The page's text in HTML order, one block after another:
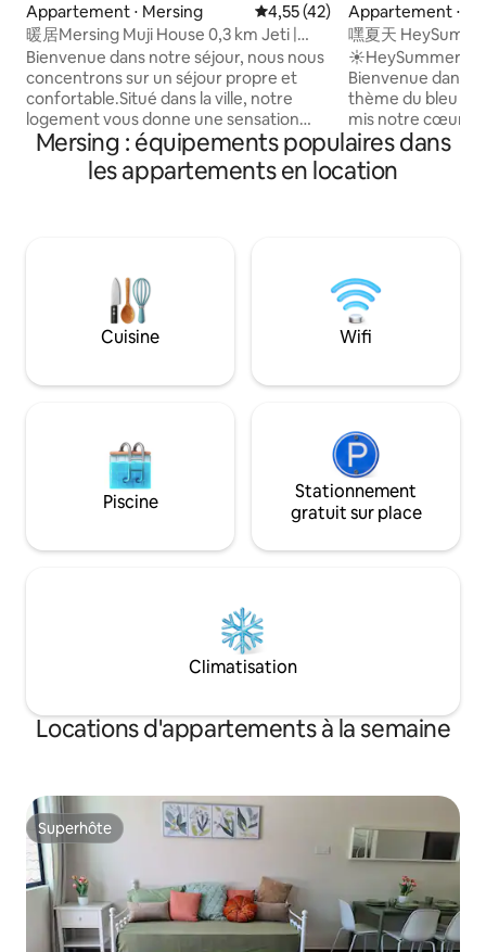
Appartement ⋅ Mersing Évaluation moyenne sur la
4,55 (42)
暖居Mersing Muji House 0,3 km Jeti |
Centre de Mersing
Bienvenue dans notre séjour, nous nous
concentrons sur un séjour propre et
confortable.Situé dans la ville, notre
logement vous donne une sensation
élégante. À seulement 2 minutes à pied
de la jetée de TIOMAN, il est facile de se
rendre à votre destination en bateau.
rendre à distance de marche. -
99Speedmart (1 min de marche - Centre
commercial (0,5 km, 3 minutes à pied) -
Restaurant (1 min de marche, 0,2 km
confort, notre logement offre un
spacieux et lumineux ou profitez d'une
bonne nuit de sommeil dans la chambre
confortable.Nous sommes également
équipés d'équipements et
répondre à vos besoins quotidiens. Que
l'hébergement idéal.Au plaisir de vous
accueillir lors de notre visite et de nous
laisser faire votre voyage.
Appartement ⋅
嘿夏天
13pax/
☀️HeySummer
Bienvenue dans
thème du bleu et
mis notre cœur
décoration
uniques du salon,
au 1er étage
le point de départ
aventures de Tioman
d'un espace
attentions et de
à Mersing,
Mersing : équipements populaires dans
les appartements en location
Cuisine Wifi
Piscine
Stationnement
gratuit sur place
Climatisation
Locations d'appartements à la semaine
Superhôte
Superhôte